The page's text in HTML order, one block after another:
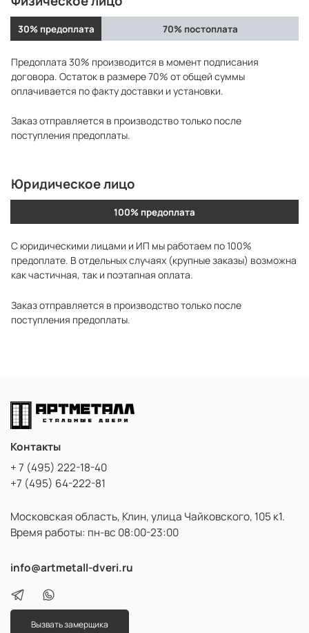
30% предоплата 70% постоплата
Предоплата 30% производится в момент подписания
договора. Остаток в размере 70% от общей суммы
оплачивается по факту доставки и установки.
Заказ отправляется в производство только после
поступления предоплаты.
Юридическое лицо
100% предоплата
С юридическими лицами и ИП мы работаем по 100%
предоплате. В отдельных случаях (крупные заказы) возможна
как частичная, так и поэтапная оплата.
Заказ отправляется в производство только после
поступления предоплаты.
Контакты
+ 7 (495) 222-18-40
+7 (495) 64-222-81
Московская область, Клин, улица Чайковского, 105 к1.
Время работы: пн-вс 08:00-23:00
info@artmetall-dveri.ru
Вызвать замерщика